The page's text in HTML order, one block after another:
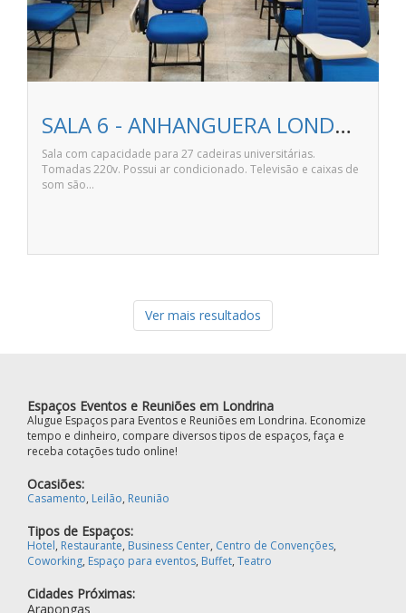
SALA 6 - ANHANGUERA LONDRINA NORTE SHOPPING
Sala com capacidade para 27 cadeiras universitárias.
Tomadas 220v. Possui ar condicionado. Televisão e caixas de
som são…
Ver mais resultados
Espaços Eventos e Reuniões em Londrina
Alugue Espaços para Eventos e Reuniões em Londrina. Economize
tempo e dinheiro, compare diversos tipos de espaços, faça e
receba cotações tudo online!
Ocasiões:
Casamento, Leilão, Reunião
Tipos de Espaços:
Hotel, Restaurante, Business Center, Centro de Convenções,
Coworking, Espaço para eventos, Buffet, Teatro
Cidades Próximas:
Arapongas